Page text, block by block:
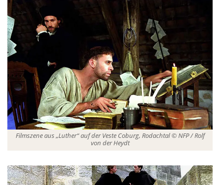
Filmszene aus „Luther“ auf der Veste Coburg, Rodachtal © NFP / Rolf
von der Heydt